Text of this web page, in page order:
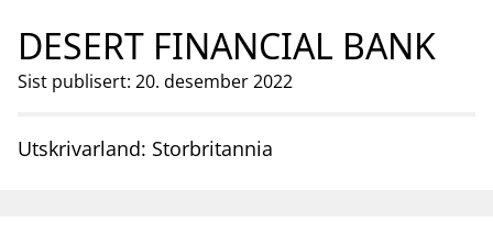
nettstedet
English
English
English home page
Tilsyn
Finanstilsynets registre
DESERT FINANCIAL BANK
Sist publisert: 20. desember 2022
Utskrivarland: Storbritannia